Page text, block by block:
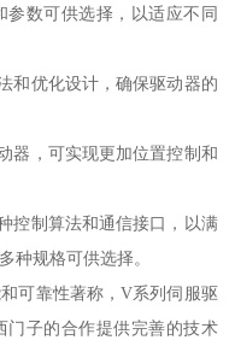
数可供选择，以适应不同
和优化设计，确保驱动器的
器，可实现更加位置控制和
控制算法和通信接口，以满
种规格可供选择。
可靠性著称，V系列伺服驱
门子的合作提供完善的技术